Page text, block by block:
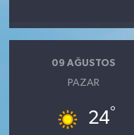
09 AĞUSTOS
PAZAR
24°